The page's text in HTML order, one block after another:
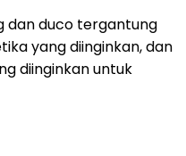
dan duco tergantung
yang diinginkan, dan
diinginkan untuk